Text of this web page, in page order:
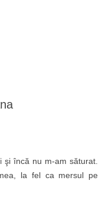
şi încă nu m-am săturat.
la fel ca mersul pe